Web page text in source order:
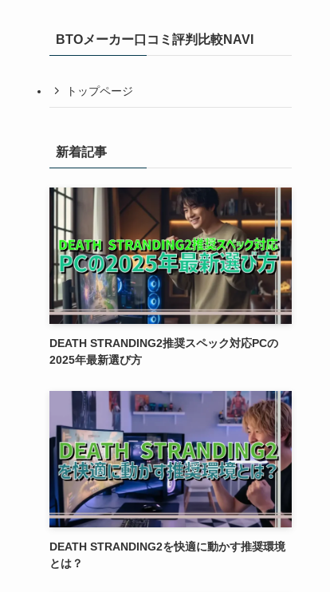
BTOメーカー口コミ評判比較NAVI
トップページ
新着記事
DEATH STRANDING2推奨スペック対応PCの
2025年最新選び方
DEATH STRANDING2を快適に動かす推奨環境
とは？